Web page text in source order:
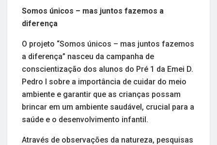
Somos únicos – mas juntos fazemos a
diferença
O projeto “Somos únicos – mas juntos fazemos
a diferença” nasceu da campanha de
conscientização dos alunos do Pré 1 da Emei D.
Pedro I sobre a importância de cuidar do meio
ambiente e garantir que as crianças possam
brincar em um ambiente saudável, crucial para a
saúde e o desenvolvimento infantil.
Através de observações da natureza, pesquisas